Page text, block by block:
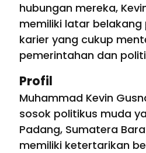
hubungan mereka,
memiliki latar belakang
karier yang cukup
pemerintahan dan
Profil
Muhammad Kevin
sosok politikus muda
Padang, Sumatera
memiliki ketertarikan